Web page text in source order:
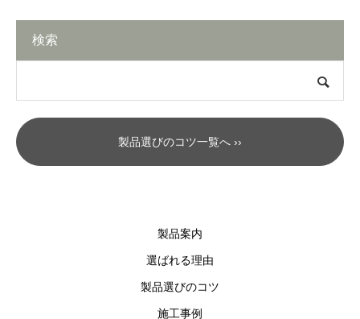
検索
製品選びのコツ一覧へ ››
製品案内
選ばれる理由
製品選びのコツ
施工事例